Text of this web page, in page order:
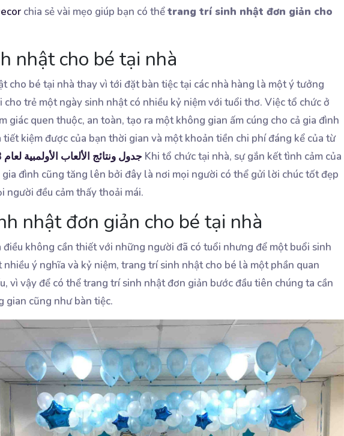
chia sẻ vài mẹo giúp bạn có thểtrang trí sinh nhật đơn giản cho
nhật cho bé tại nhà
cho bé tại nhà thay vì tới đặt bàn tiệc tại các nhà hàng là một ý tưởng
cho trẻ một ngày sinh nhật có nhiều kỷ niệm với tuổi thơ. Việc tổ chức ở
giác quen thuộc, an toàn, tạo ra một không gian ấm cúng cho cả gia đình
kiệm được của bạn thời gian và một khoản tiền chi phí đáng kể của từ
جدول ونتائج الألعاب الأولمبية لعام 2023 Khi tổ chức tại nhà, sự gắn kết tình cảm của
đình cũng tăng lên bởi đây là nơi mọi người có thể gửi lời chúc tốt đẹp
người đều cảm thấy thoải mái.
nhật đơn giản cho bé tại nhà
không cần thiết với những người đã có tuổi nhưng để một buổi sinh
ý nghĩa và kỷ niệm, trang trí sinh nhật cho bé là một phần quan
vì vậy để có thể trang trí sinh nhật đơn giản bước đầu tiên chúng ta cần
gian cũng như bàn tiệc.